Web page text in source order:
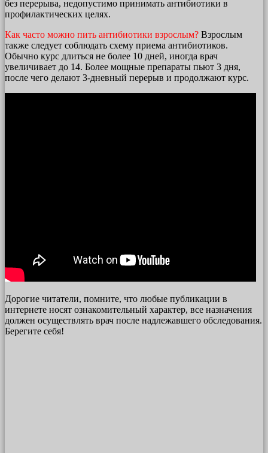
без перерыва, недопустимо принимать антибиотики в
профилактических целях.
Как часто можно пить антибиотики взрослым? Взрослым
также следует соблюдать схему приема антибиотиков.
Обычно курс длиться не более 10 дней, иногда врач
увеличивает до 14. Более мощные препараты пьют 3 дня,
после чего делают 3-дневный перерыв и продолжают курс.
Дорогие читатели, помните, что любые публикации в
интернете носят ознакомительный характер, все назначения
должен осуществлять врач после надлежавшего обследования.
Берегите себя!